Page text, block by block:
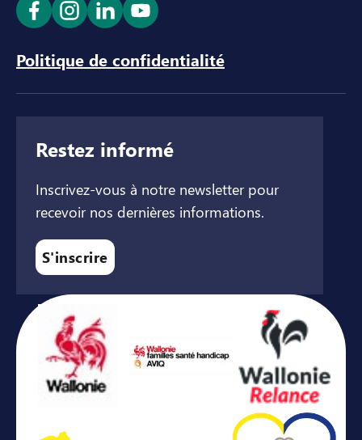
Ouvrir le lien dans un nouvel onglet
Ouvrir le lien dans un nouvel onglet
Ouvrir le lien dans un nouvel
Ouvrir le lien dans un
Politique de confidentialité
Restez informé
Inscrivez-vous à notre newsletter pour
recevoir nos dernières informations.
S'inscrire
Avec le soutien de ...